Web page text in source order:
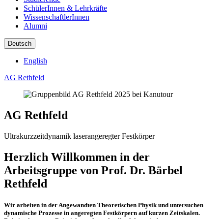
SchülerInnen & Lehrkräfte
WissenschaftlerInnen
Alumni
Deutsch
English
AG Rethfeld
AG Rethfeld
Ultrakurzzeitdynamik laserangeregter Festkörper
Herzlich Willkommen in der
Arbeitsgruppe von Prof. Dr. Bärbel
Rethfeld
Wir arbeiten in der Angewandten Theoretischen Physik und untersuchen
dynamische Prozesse in angeregten Festkörpern auf kurzen Zeitskalen.